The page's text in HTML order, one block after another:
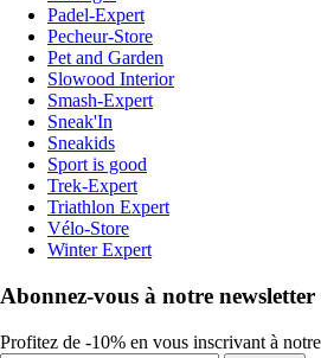
Padel-Expert
Pecheur-Store
Pet and Garden
Slowood Interior
Smash-Expert
Sneak'In
Sneakids
Sport is good
Trek-Expert
Triathlon Expert
Vélo-Store
Winter Expert
Abonnez-vous à notre newsletter
Profitez de -10% en vous inscrivant à